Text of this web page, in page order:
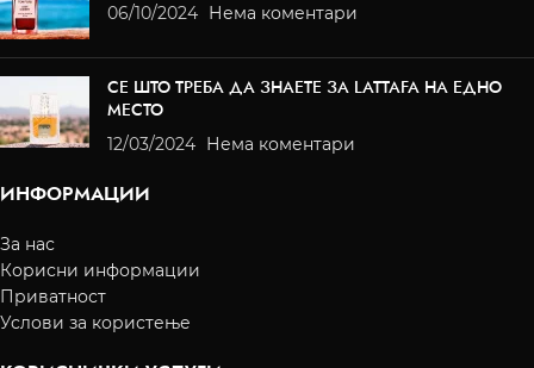
06/10/2024 Нема коментари
СЕ ШТО ТРЕБА ДА ЗНАЕТЕ ЗА LATTAFA НА ЕДНО
МЕСТО
12/03/2024 Нема коментари
ИНФОРМАЦИИ
За нас
Корисни информации
Приватност
Услови за користење